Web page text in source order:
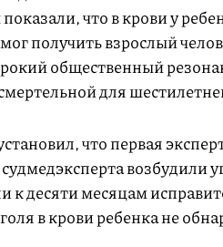
что в крови у
получить взрослый
общественный
для
что первая
возбудили
к десяти месяцам
в крови ребенка не